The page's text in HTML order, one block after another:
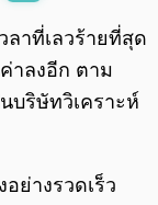
0:00 /0:00
ลาที่เลวร้ายที่สุด
าลงอีก ตาม
บริษัทวิเคราะห์
ย่างรวดเร็ว